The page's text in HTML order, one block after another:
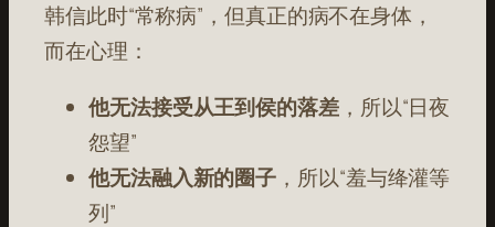
韩信此时“常称病”，但真正的病不在身体，
而在心理：
他无法接受从王到侯的落差，所以“日夜
怨望”
他无法融入新的圈子 ，所以“羞与绛灌等
列”